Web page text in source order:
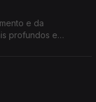
e da
profundos e